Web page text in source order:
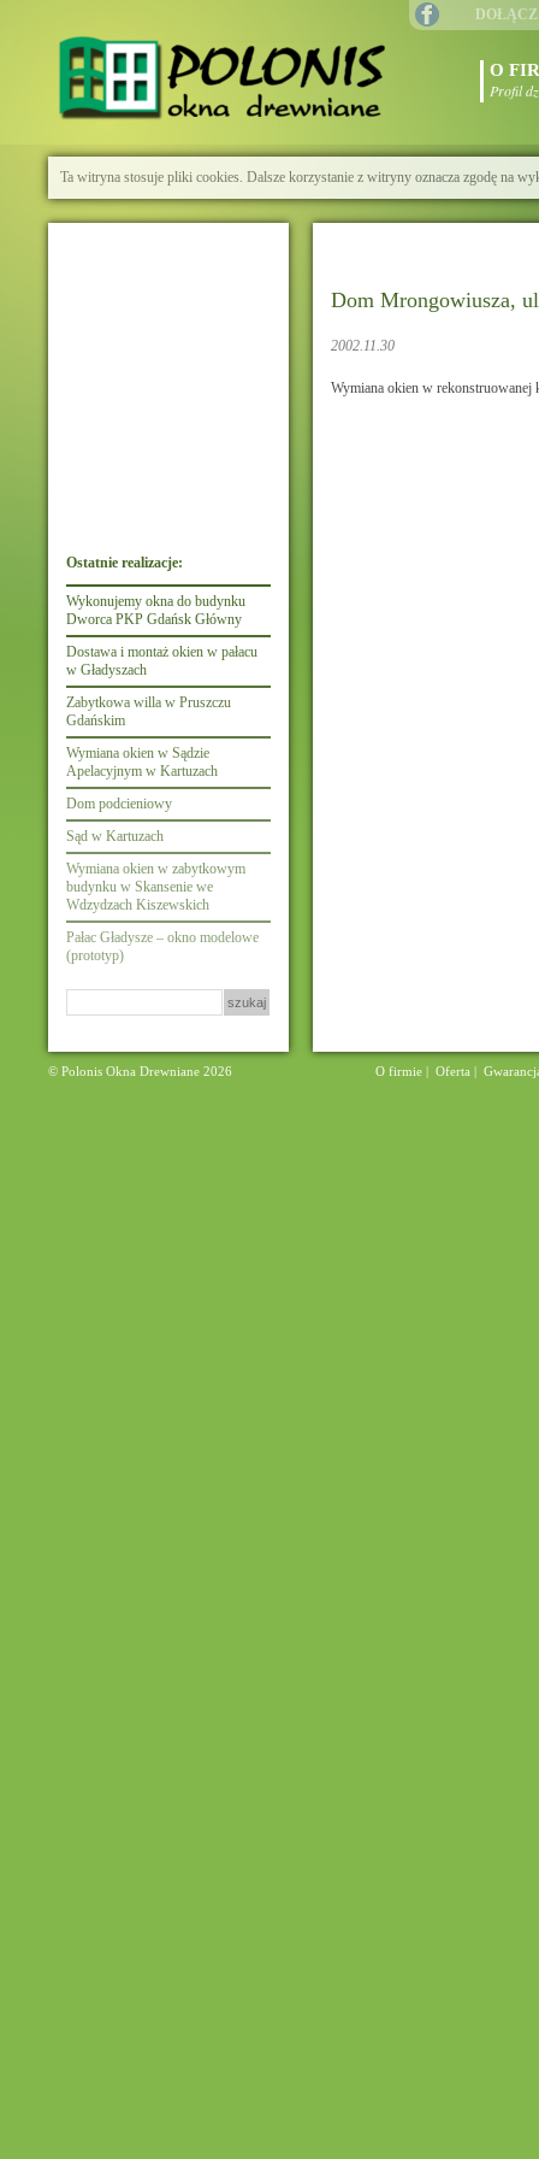
O
Profil
Ta witryna stosuje pliki cookies. Dalsze korzystanie z witryny oznacza zgodę na
Ostatnie realizacje:
Wykonujemy okna do budynku
Dworca PKP Gdańsk Główny
Dostawa i montaż okien w pałacu
w Gładyszach
Zabytkowa willa w Pruszczu
Gdańskim
Wymiana okien w Sądzie
Apelacyjnym w Kartuzach
Dom podcieniowy
Sąd w Kartuzach
Wymiana okien w zabytkowym
budynku w Skansenie we
Wdzydzach Kiszewskich
Pałac Gładysze – okno modelowe
(prototyp)
Dom Mrongowiusza,
2002.11.30
Wymiana okien w rekonstruowanej
© Polonis Okna Drewniane 2026 O firmie | Oferta |